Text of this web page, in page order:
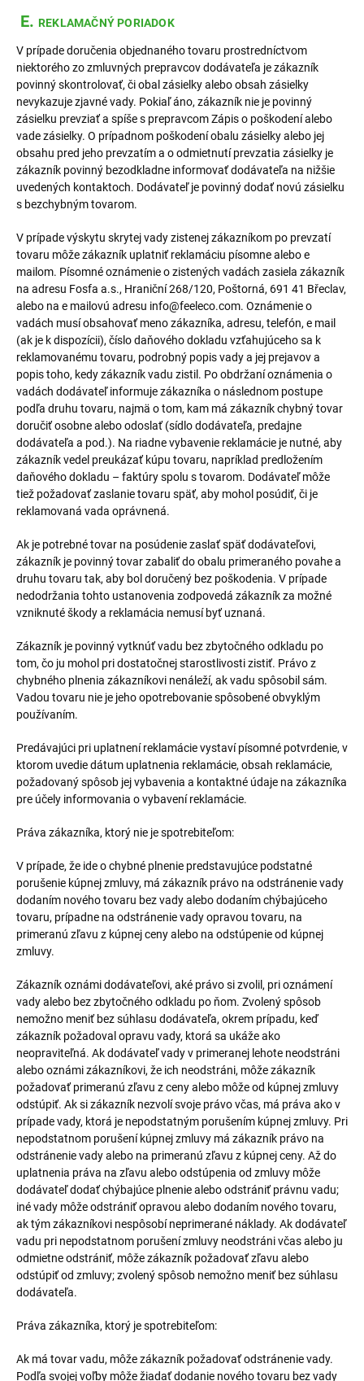
E. REKLAMAČNÝ PORIADOK
V prípade doručenia objednaného tovaru prostredníctvom
niektorého zo zmluvných prepravcov dodávateľa je zákazník
povinný skontrolovať, či obal zásielky alebo obsah zásielky
nevykazuje zjavné vady. Pokiaľ áno, zákazník nie je povinný
zásielku prevziať a spíše s prepravcom Zápis o poškodení alebo
vade zásielky. O prípadnom poškodení obalu zásielky alebo jej
obsahu pred jeho prevzatím a o odmietnutí prevzatia zásielky je
zákazník povinný bezodkladne informovať dodávateľa na nižšie
uvedených kontaktoch. Dodávateľ je povinný dodať novú zásielku
s bezchybným tovarom.
V prípade výskytu skrytej vady zistenej zákazníkom po prevzatí
tovaru môže zákazník uplatniť reklamáciu písomne alebo e
mailom. Písomné oznámenie o zistených vadách zasiela zákazník
na adresu Fosfa a.s., Hraniční 268/120, Poštorná, 691 41 Břeclav,
alebo na e mailovú adresu info@feeleco.com. Oznámenie o
vadách musí obsahovať meno zákazníka, adresu, telefón, e mail
(ak je k dispozícii), číslo daňového dokladu vzťahujúceho sa k
reklamovanému tovaru, podrobný popis vady a jej prejavov a
popis toho, kedy zákazník vadu zistil. Po obdržaní oznámenia o
vadách dodávateľ informuje zákazníka o následnom postupe
podľa druhu tovaru, najmä o tom, kam má zákazník chybný tovar
doručiť osobne alebo odoslať (sídlo dodávateľa, predajne
dodávateľa a pod.). Na riadne vybavenie reklamácie je nutné, aby
zákazník vedel preukázať kúpu tovaru, napríklad predložením
daňového dokladu – faktúry spolu s tovarom. Dodávateľ môže
tiež požadovať zaslanie tovaru späť, aby mohol posúdiť, či je
reklamovaná vada oprávnená.
Ak je potrebné tovar na posúdenie zaslať späť dodávateľovi,
zákazník je povinný tovar zabaliť do obalu primeraného povahe a
druhu tovaru tak, aby bol doručený bez poškodenia. V prípade
nedodržania tohto ustanovenia zodpovedá zákazník za možné
vzniknuté škody a reklamácia nemusí byť uznaná.
Zákazník je povinný vytknúť vadu bez zbytočného odkladu po
tom, čo ju mohol pri dostatočnej starostlivosti zistiť. Právo z
chybného plnenia zákazníkovi nenáleží, ak vadu spôsobil sám.
Vadou tovaru nie je jeho opotrebovanie spôsobené obvyklým
používaním.
Predávajúci pri uplatnení reklamácie vystaví písomné potvrdenie, v
ktorom uvedie dátum uplatnenia reklamácie, obsah reklamácie,
požadovaný spôsob jej vybavenia a kontaktné údaje na zákazníka
pre účely informovania o vybavení reklamácie.
Práva zákazníka, ktorý nie je spotrebiteľom:
V prípade, že ide o chybné plnenie predstavujúce podstatné
porušenie kúpnej zmluvy, má zákazník právo na odstránenie vady
dodaním nového tovaru bez vady alebo dodaním chýbajúceho
tovaru, prípadne na odstránenie vady opravou tovaru, na
primeranú zľavu z kúpnej ceny alebo na odstúpenie od kúpnej
zmluvy.
Zákazník oznámi dodávateľovi, aké právo si zvolil, pri oznámení
vady alebo bez zbytočného odkladu po ňom. Zvolený spôsob
nemožno meniť bez súhlasu dodávateľa, okrem prípadu, keď
zákazník požadoval opravu vady, ktorá sa ukáže ako
neopraviteľná. Ak dodávateľ vady v primeranej lehote neodstráni
alebo oznámi zákazníkovi, že ich neodstráni, môže zákazník
požadovať primeranú zľavu z ceny alebo môže od kúpnej zmluvy
odstúpiť. Ak si zákazník nezvolí svoje právo včas, má práva ako v
prípade vady, ktorá je nepodstatným porušením kúpnej zmluvy. Pri
nepodstatnom porušení kúpnej zmluvy má zákazník právo na
odstránenie vady alebo na primeranú zľavu z kúpnej ceny. Až do
uplatnenia práva na zľavu alebo odstúpenia od zmluvy môže
dodávateľ dodať chýbajúce plnenie alebo odstrániť právnu vadu;
iné vady môže odstrániť opravou alebo dodaním nového tovaru,
ak tým zákazníkovi nespôsobí neprimerané náklady. Ak dodávateľ
vadu pri nepodstatnom porušení zmluvy neodstráni včas alebo ju
odmietne odstrániť, môže zákazník požadovať zľavu alebo
odstúpiť od zmluvy; zvolený spôsob nemožno meniť bez súhlasu
dodávateľa.
Práva zákazníka, ktorý je spotrebiteľom:
Ak má tovar vadu, môže zákazník požadovať odstránenie vady.
Podľa svojej voľby môže žiadať dodanie nového tovaru bez vady